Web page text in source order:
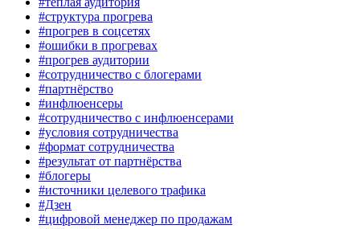
#структура прогрева
#прогрев в соцсетях
#ошибки в прогревах
#прогрев аудитории
#сотрудничество с блогерами
#партнёрство
#инфлюенсеры
#сотрудничество с инфлюенсерами
#условия сотрудничества
#формат сотрудничества
#результат от партнёрства
#блогеры
#источники целевого трафика
#Дзен
#цифровой менеджер по продажам